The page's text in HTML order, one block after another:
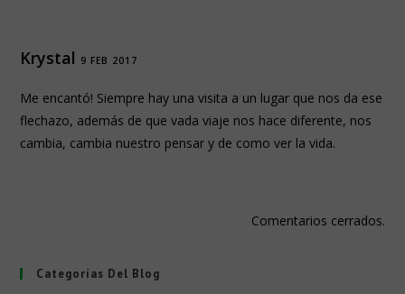
Krystal 9 FEB 2017
Me encantó! Siempre hay una visita a un lugar que nos da ese
flechazo, además de que vada viaje nos hace diferente, nos
cambia, cambia nuestro pensar y de como ver la vida.
Comentarios cerrados.
Categorías Del Blog